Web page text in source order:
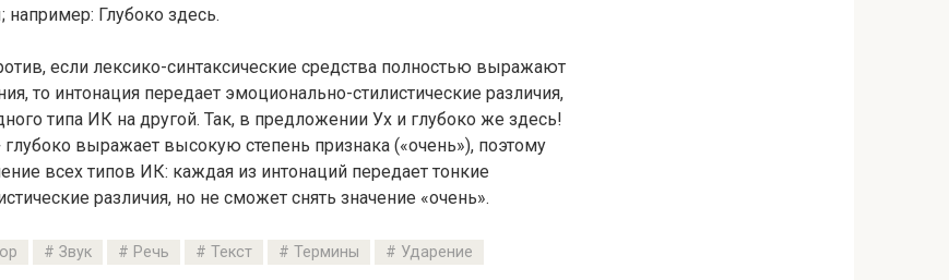
например: Глубоко здесь.
если лексико-синтаксические средства полностью выражают
то интонация передает эмоционально-стилистические различия,
типа ИК на другой. Так, в предложении Ух и глубоко же здесь!
глубоко выражает высокую степень признака («очень»), поэтому
всех типов ИК: каждая из интонаций передает тонкие
различия, но не сможет снять значение «очень».
Звук Речь Текст Термины Ударение